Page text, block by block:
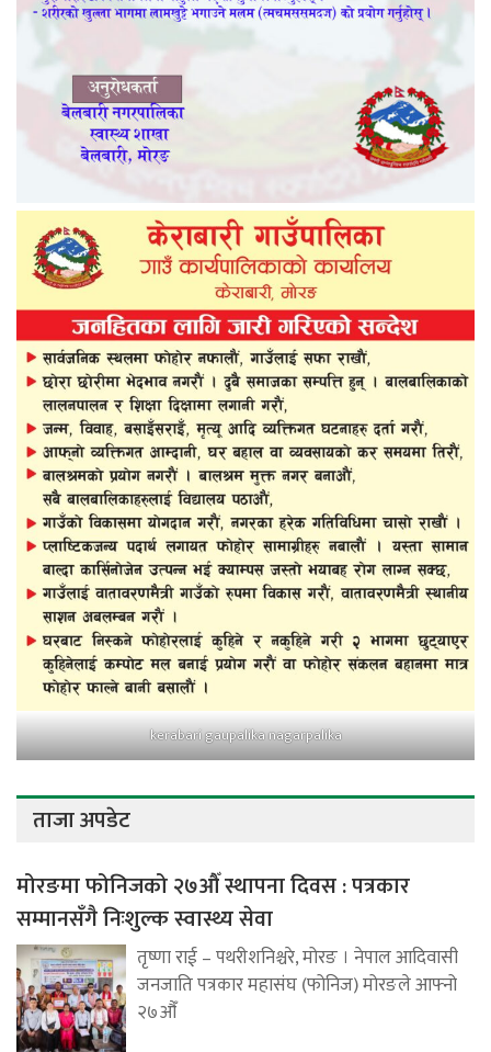
kerabari gaupalika nagarpalika
ताजा अपडेट
मोरङमा फोनिजको २७औँ स्थापना दिवस : पत्रकार
सम्मानसँगै निःशुल्क स्वास्थ्य सेवा
तृष्णा राई – पथरीशनिश्चरे, मोरङ । नेपाल आदिवासी
जनजाति पत्रकार महासंघ (फोनिज) मोरङले आफ्नो
२७औँ